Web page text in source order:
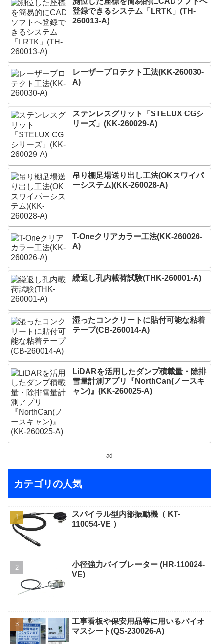
登録できるシステム「LRTK」(TH-
260013-A)
レーザープロテクト⼯法(KK-260030-
A)
ステンレスグリット「STELUX CGシ
リーズ」(KK-260029-A)
吊り棚足場送り出し工法(OKスワイパ
ーシステム)(KK-260028-A)
T-Oneクリアカラー工法(KK-260026-
A)
繰返し孔内載荷試験(THK-260001-A)
湿ったコンクリートに貼付可能な粘着
テープ(CB-260014-A)
LiDARを活用したダンプ積載量・除排
雪量計測アプリ『NorthCan(ノースキ
ャン)』(KK-260025-A)
ad
カテゴリの人気
スパイラル型内部振動機（ KT-
110054-VE ）
小径強力バイブレーター (HR-110024-
VE)
工事看板や保安用品等に用いるバイオ
マスシート(QS-230026-A)